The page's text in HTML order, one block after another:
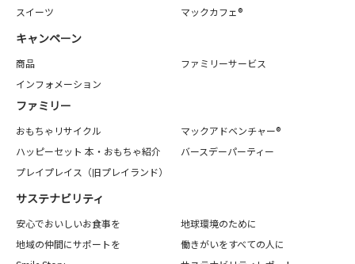
スイーツ
マックカフェ®
キャンペーン
商品
ファミリーサービス
インフォメーション
ファミリー
おもちゃリサイクル
マックアドベンチャー®
ハッピーセット 本・おもちゃ紹介
バースデーパーティー
プレイプレイス（旧プレイランド）
サステナビリティ
安心でおいしいお食事を
地球環境のために
地域の仲間にサポートを
働きがいをすべての人に